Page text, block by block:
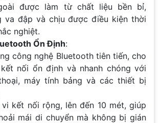
được làm từ chất liệu bền bỉ,
va đập và chịu được điều kiện thời
nghiệt.
Ổn Định:
công nghệ Bluetooth tiên tiến, cho
nối ổn định và nhanh chóng với
máy tính bảng và các thiết bị
vi kết nối rộng, lên đến 10 mét, giúp
mái di chuyển mà không bị gián